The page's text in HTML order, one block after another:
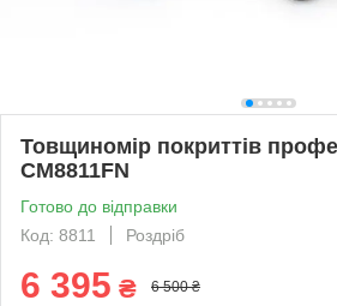
Товщиномір покриттів
CM8811FN
Готово до відправки
Код: 8811
Роздріб
6 395 ₴ 6 500 ₴